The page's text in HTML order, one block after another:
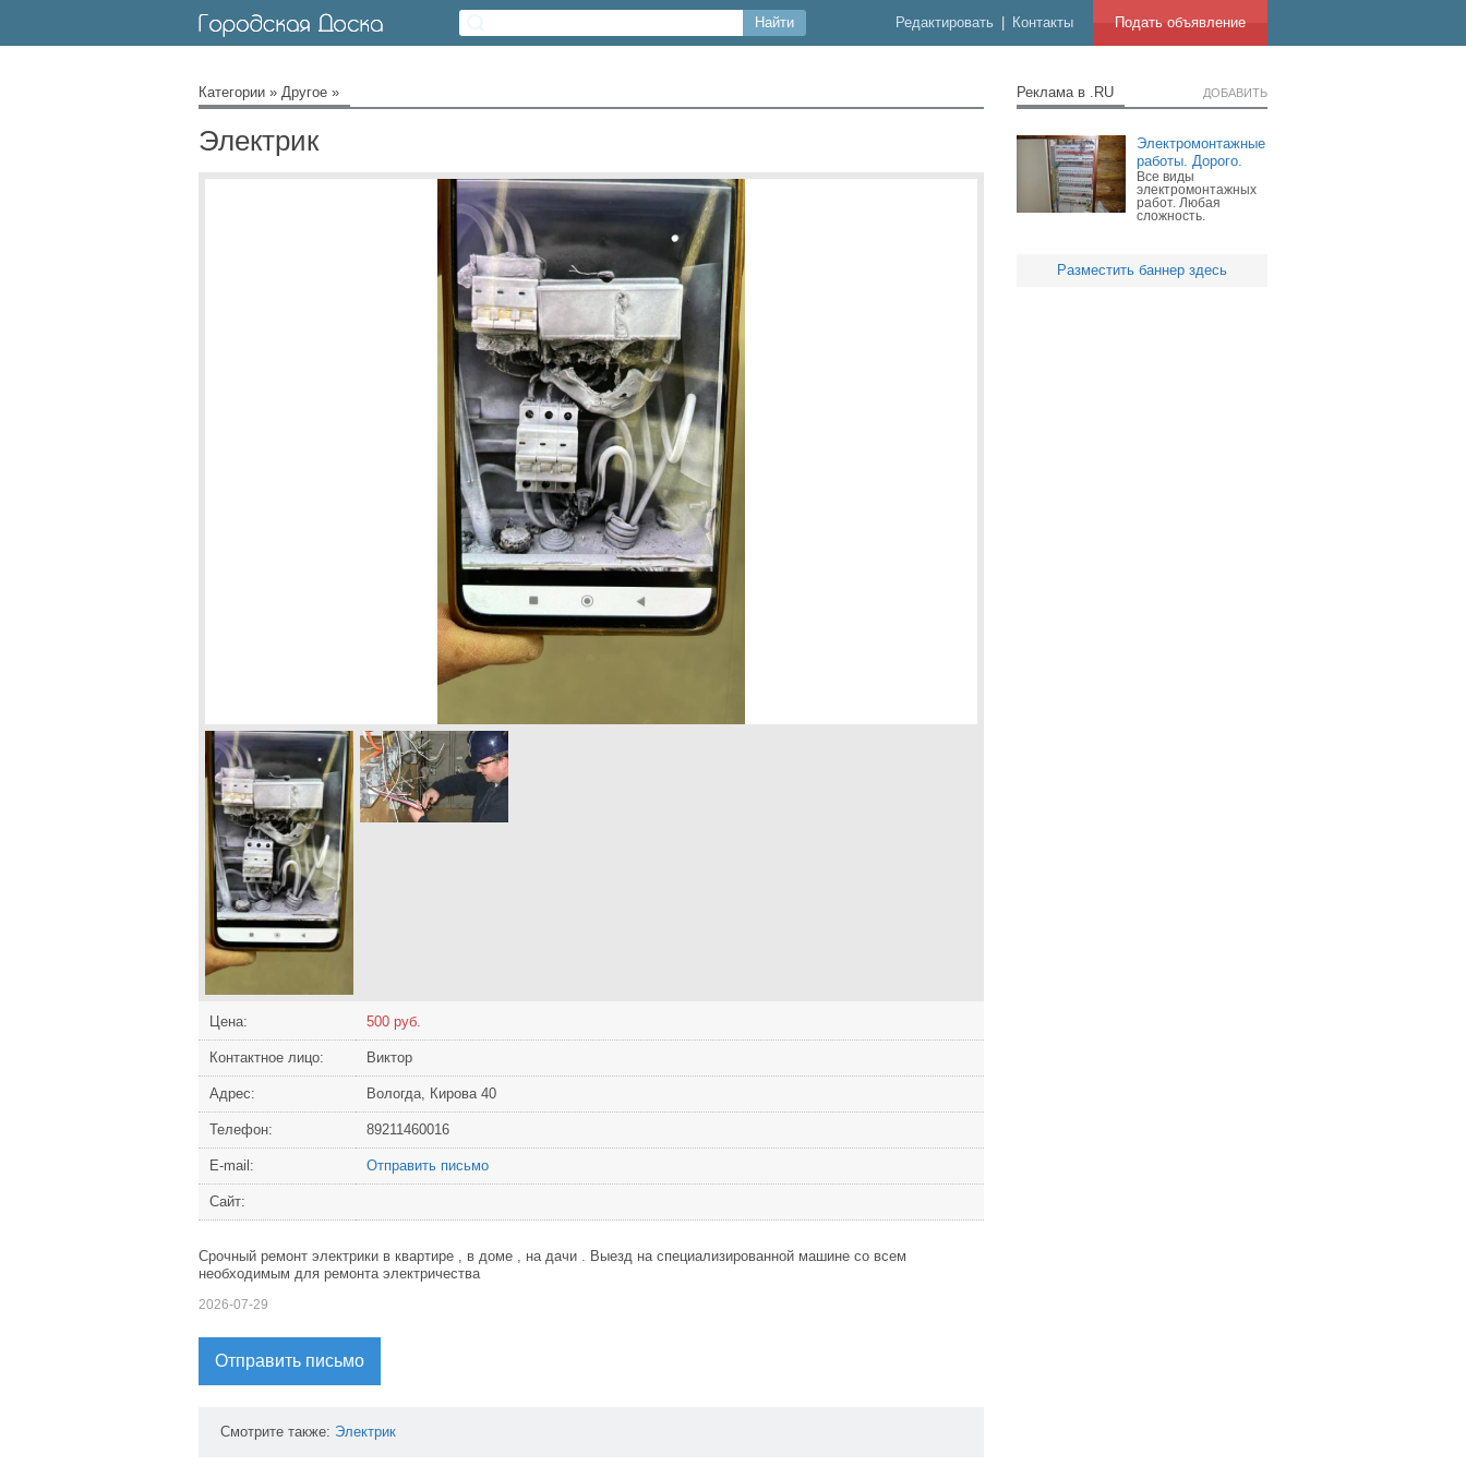
Подать объявление
Редактировать Контакты
Категории » Другое »
Электрик
Цена: 500 руб.
Контактное лицо: Виктор
Адрес: Вологда, Кирова 40
Телефон: 89211460016
Е-mail: Отправить письмо
Сайт:
Срочный ремонт электрики в квартире , в доме , на дачи . Выезд на специализированной машине со всем
необходимым для ремонта электричества
2026-07-29
Отправить письмо
Смотрите также: Электрик
Реклама в .RU ДОБАВИТЬ
Электромонтажные
работы. Дорого.
Все виды
электромонтажных
работ. Любая
сложность.
Разместить баннер здесь